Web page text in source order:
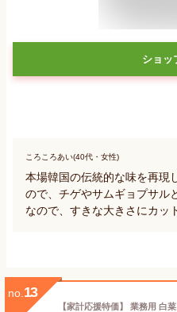
ショッ
ころころあい(40代・女性)
本場韓国の伝統的な味を再現
ので、チゲやサムギョプサル
なので、すきな大きさにカッ
no. 13